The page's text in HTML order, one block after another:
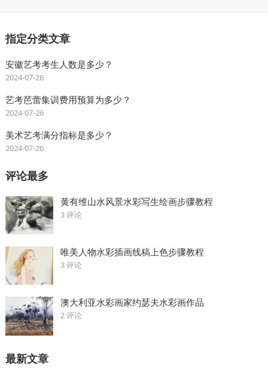
指定分类文章
安徽艺考考生人数是多少？
2024-07-26
艺考芭蕾集训费用预算为多少？
2024-07-26
美术艺考满分指标是多少？
2024-07-26
评论最多
黄有维山水风景水彩写生绘画步骤教程
3 评论
唯美人物水彩插画线稿上色步骤教程
3 评论
澳大利亚水彩画家约瑟夫水彩画作品
2 评论
最新文章